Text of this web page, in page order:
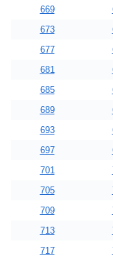
669
673
677
681
685
689
693
697
701
705
709
713
717